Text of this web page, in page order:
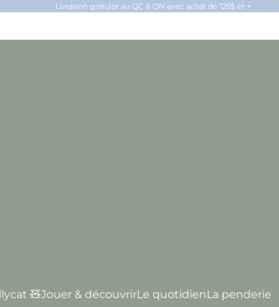
Livraison gratuite au QC & ON avec achat de 125$ et +
🧸Jouer & découvrirLe quotidienLa penderie